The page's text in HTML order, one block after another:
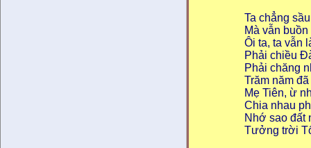
Ta chẳng
Mà vẫn
Ôi ta, ta vẫn
Phải chiều
Phải chăng
Trăm năm
Mẹ Tiên, ừ
Chia nhau
Nhớ sao đất
Tưởng trời